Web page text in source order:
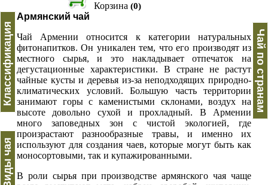
Корзина (0)
Классификация
Виды чая
Армянский чай
Чай Армении относится к категории натуральных
фитонапитков. Он уникален тем, что его производят из
местного сырья, и это накладывает отпечаток на
дегустационные характеристики. В стране не растут
чайные кусты и деревья из-за неподходящих природно-
климатических условий. Большую часть территории
занимают горы с каменистыми склонами, воздух на
высоте довольно сухой и прохладный. В Армении
много заповедных зон с чистой экологией, где
произрастают разнообразные травы, и именно их
используют для создания чаев, которые могут быть как
моносортовыми, так и купажированными.
В роли сырья при производстве армянского чая чаще
Чай по странам